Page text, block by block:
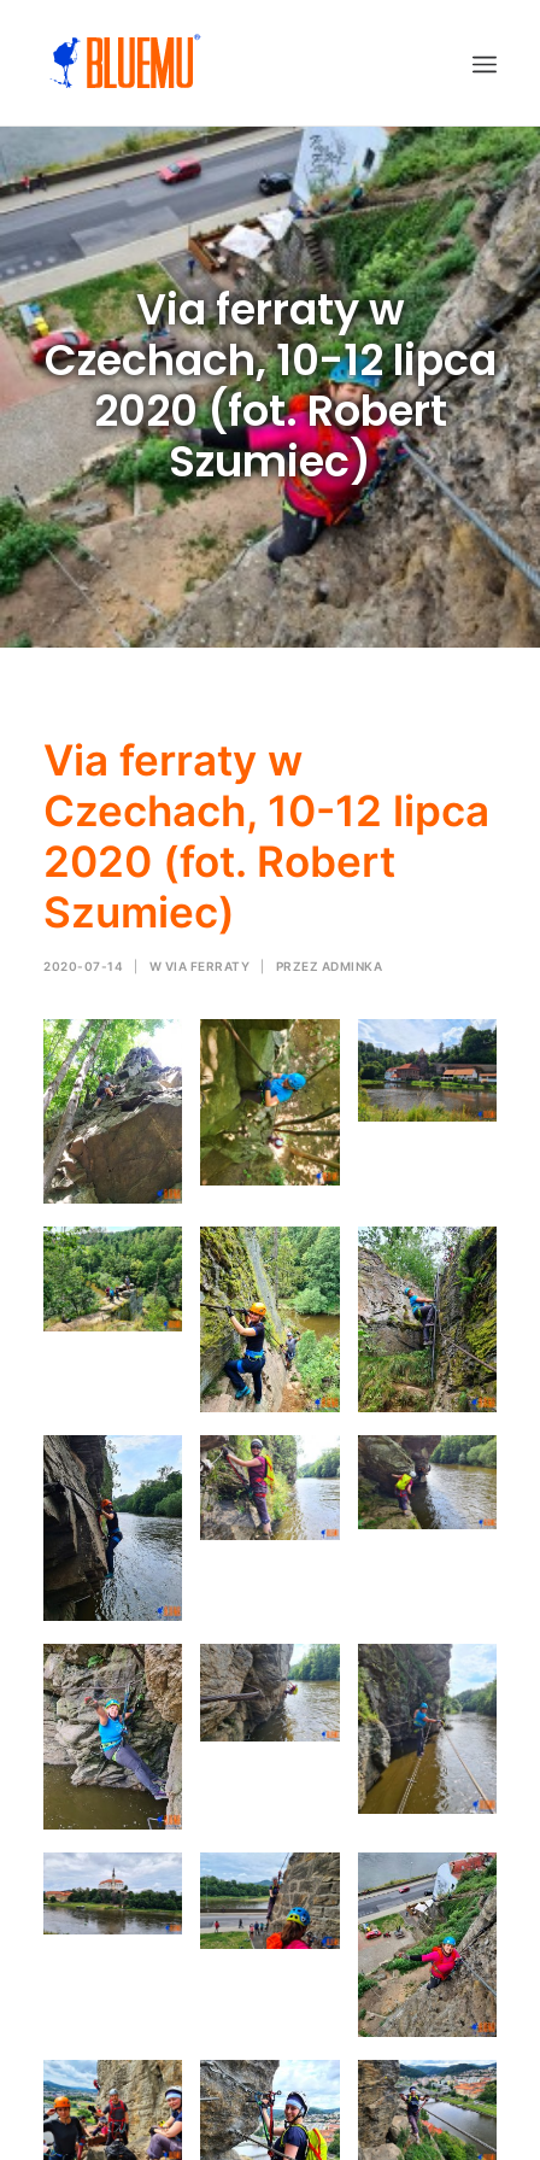
Via ferraty w
Czechach, 10-12 lipca
2020 (fot. Robert
Szumiec)
Via ferraty w
Czechach, 10-12 lipca
2020 (fot. Robert
Szumiec)
2020-07-14 W VIA FERRATY PRZEZ ADMINKA